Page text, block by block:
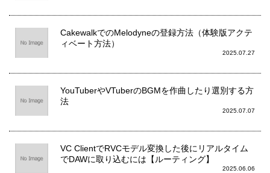
CakewalkでのMelodyneの登録方法（体験版アクテ
ィベート方法）
2025.07.27
YouTuberやVTuberのBGMを作曲したり選別する方
法
2025.07.07
VC ClientでRVCモデル変換した後にリアルタイム
でDAWに取り込むには【ルーティング】
2025.06.06